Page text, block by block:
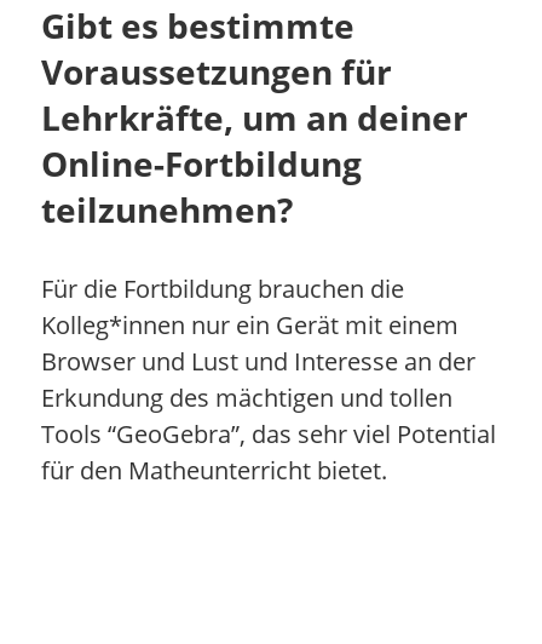
Gibt es bestimmte
Voraussetzungen für
Lehrkräfte, um an deiner
Online-Fortbildung
teilzunehmen?
Für die Fortbildung brauchen die
Kolleg*innen nur ein Gerät mit einem
Browser und Lust und Interesse an der
Erkundung des mächtigen und tollen
Tools “GeoGebra”, das sehr viel Potential
für den Matheunterricht bietet.